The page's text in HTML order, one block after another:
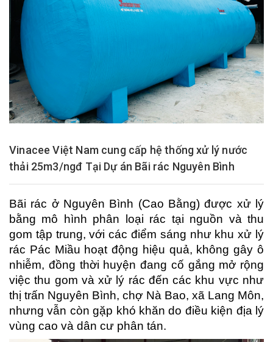
Vinacee Việt Nam cung cấp hệ thống xử lý nước
thải 25m3/ngđ Tại Dự án Bãi rác Nguyên Bình
Bãi rác ở Nguyên Bình (Cao Bằng) được xử lý
bằng mô hình phân loại rác tại nguồn và thu
gom tập trung, với các điểm sáng như khu xử lý
rác Pác Miầu hoạt động hiệu quả, không gây ô
nhiễm, đồng thời huyện đang cố gắng mở rộng
việc thu gom và xử lý rác đến các khu vực như
thị trấn Nguyên Bình, chợ Nà Bao, xã Lang Môn,
nhưng vẫn còn gặp khó khăn do điều kiện địa lý
vùng cao và dân cư phân tán.